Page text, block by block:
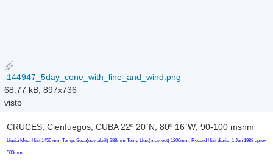
144947_5day_cone_with_line_and_wind.png
68.77 kB, 897x736
visto
CRUCES, Cienfuegos, CUBA 22º 20`N; 80º 16`W; 90-100 msnm
Lluvia Med. Hist 1456 mm Temp. Seca(nov-abril) 288mm Temp Lluv.(may-oct) 1200mm, Record Hist diario: 1 Jun 1988 aprox
500mm